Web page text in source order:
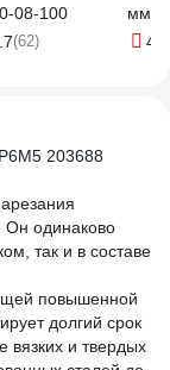
08-100
(62)
мм;
А1)
4.8
203688
Он одинаково
так и в составе
повышенной
долгий срок
вязких и твердых